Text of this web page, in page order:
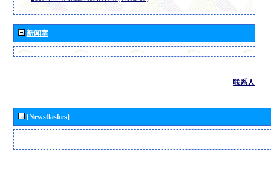
新闻室
联系人
[Newsflashes]